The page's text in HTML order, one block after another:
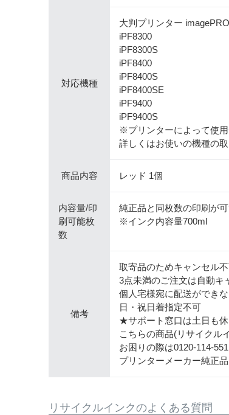
対応機種
大判プリンター
iPF8300
iPF8300S
iPF8400
iPF8400S
iPF8400SE
iPF9400
iPF9400S
※プリンターによって使用
詳しくはお使いの機種の
商品内容 レッド 1個
内容量/印
刷可能枚
数
純正品と同枚数の印刷が可
※インク内容量700ml
備考
取寄品のためキャンセル不
3点未満のご注文は自動キ
個人宅様宛に配送ができ
日・祝日着指定不可
★サポート窓口は土日も
こちらの商品(リサイクル
お困りの際は0120-114-
プリンターメーカー純正
リサイクルインクのよくある質問